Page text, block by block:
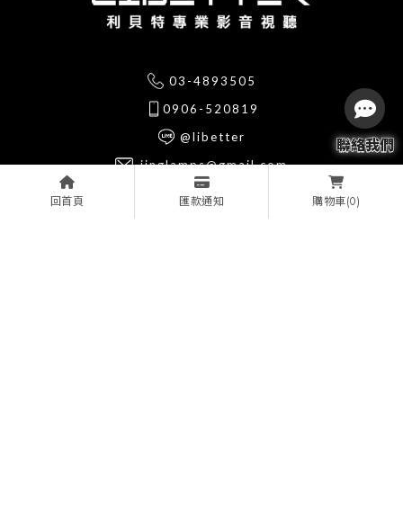
回首頁 匯款通知 購物車(0)
03-4893505
0906-520819
@libetter
jinglamps@gmail.com
桃園市龍潭區中正路三林段175號